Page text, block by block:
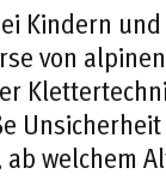
Kindern
von
welchem